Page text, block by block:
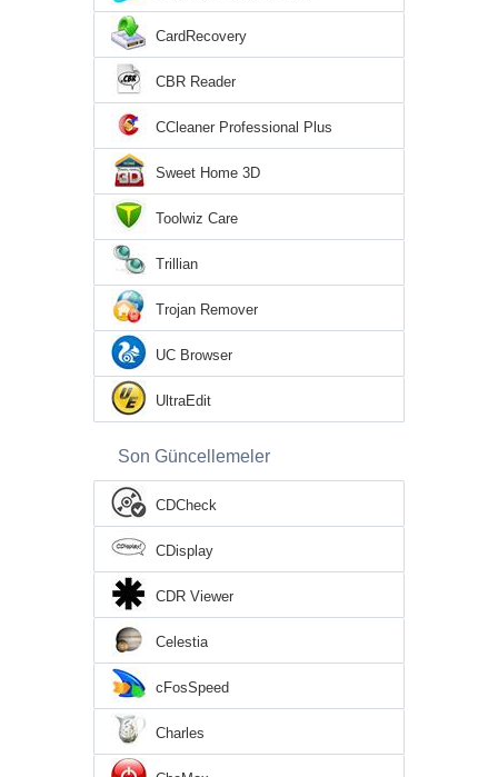
CardRecovery
CBR Reader
CCleaner Professional Plus
Sweet Home 3D
Toolwiz Care
Trillian
Trojan Remover
UC Browser
UltraEdit
Son Güncellemeler
CDCheck
CDisplay
CDR Viewer
Celestia
cFosSpeed
Charles